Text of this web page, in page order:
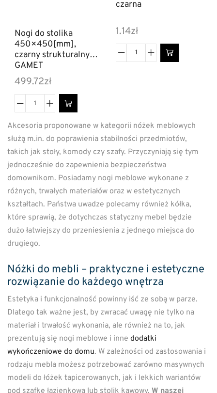
Nogi do stolika
450×450[mm],
czarny strukturalny
GAMET
499.72zł
czarna
1.14zł
Akcesoria proponowane w kategorii nóżek meblowych
służą m.in. do poprawienia stabilności przedmiotów,
takich jak stoły, komody czy szafy. Przyczyniają się tym
jednocześnie do zapewnienia bezpieczeństwa
domownikom. Posiadamy nogi meblowe wykonane z
różnych, trwałych materiałów oraz w estetycznych
kształtach. Państwa uwadze polecamy również kółka,
które sprawią, że dotychczas statyczny mebel będzie
dużo łatwiejszy do przeniesienia z jednego miejsca do
drugiego.
Nóżki do mebli – praktyczne i estetyczne
rozwiązanie do każdego wnętrza
Estetyka i funkcjonalność powinny iść ze sobą w parze.
Dlatego tak ważne jest, by zwracać uwagę nie tylko na
materiał i trwałość wykonania, ale również na to, jak
prezentują się nogi meblowe i inne dodatki
wykończeniowe do domu. W zależności od zastosowania i
rodzaju mebla możesz potrzebować zarówno masywnych
modeli do łóżek tapicerowanych, jak i lekkich wariantów